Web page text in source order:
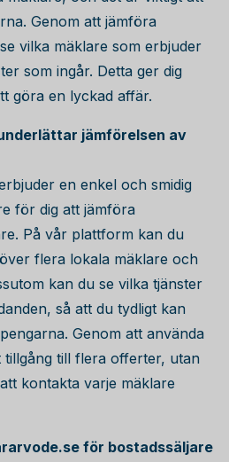
Genom att jämföra
vilka mäklare som erbjuder
som ingår. Detta ger dig
göra en lyckad affär.
jämförelsen av
en enkel och smidig
för dig att jämföra
På vår plattform kan du
flera lokala mäklare och
kan du se vilka tjänster
så att du tydligt kan
Genom att använda
till flera offerter, utan
kontakta varje mäklare
för bostadssäljare